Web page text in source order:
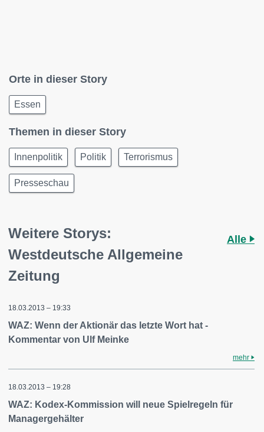
Orte in dieser Story
Essen
Themen in dieser Story
Innenpolitik Politik Terrorismus
Presseschau
Weitere Storys:
Westdeutsche Allgemeine
Zeitung
Alle
18.03.2013 – 19:33
WAZ: Wenn der Aktionär das letzte Wort hat -
Kommentar von Ulf Meinke
mehr
18.03.2013 – 19:28
WAZ: Kodex-Kommission will neue Spielregeln für
Managergehälter